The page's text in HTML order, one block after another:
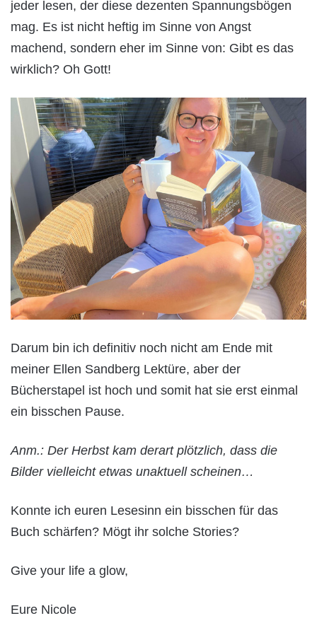
jeder lesen, der diese dezenten Spannungsbögen
mag. Es ist nicht heftig im Sinne von Angst
machend, sondern eher im Sinne von: Gibt es das
wirklich? Oh Gott!
Darum bin ich definitiv noch nicht am Ende mit
meiner Ellen Sandberg Lektüre, aber der
Bücherstapel ist hoch und somit hat sie erst einmal
ein bisschen Pause.
Anm.: Der Herbst kam derart plötzlich, dass die
Bilder vielleicht etwas unaktuell scheinen…
Konnte ich euren Lesesinn ein bisschen für das
Buch schärfen? Mögt ihr solche Stories?
Give your life a glow,
Eure Nicole